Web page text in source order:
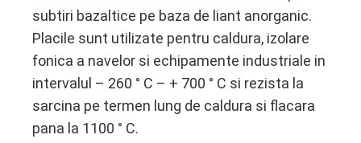
subtiri bazaltice pe baza de liant anorganic.
Placile sunt utilizate pentru caldura, izolare
fonica a navelor si echipamente industriale in
intervalul – 260 ° C – + 700 ° C si rezista la
sarcina pe termen lung de caldura si flacara
pana la 1100 ° C.